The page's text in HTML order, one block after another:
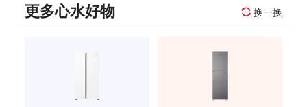
更多心水好物 换一换